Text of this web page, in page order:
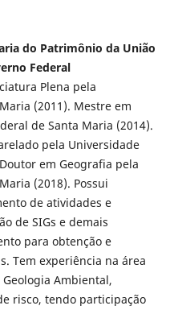
do Patrimônio da União
Federal
Plena pela
(2011). Mestre em
de Santa Maria (2014).
pela Universidade
em Geografia pela
(2018). Possui
de atividades e
de SIGs e demais
para obtenção e
Tem experiência na área
Ambiental,
risco, tendo participação